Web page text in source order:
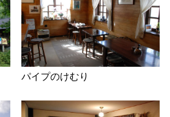
パイプのけむり